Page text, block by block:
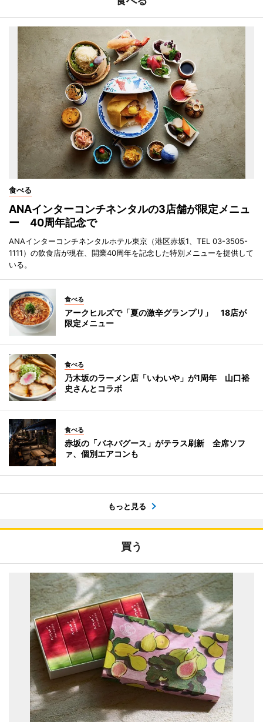
食べる
ANAインターコンチネンタルの3店舗が限定メニュ
ー 40周年記念で
ANAインターコンチネンタルホテル東京（港区赤坂1、TEL 03-3505-
1111）の飲食店が現在、開業40周年を記念した特別メニューを提供して
いる。
食べる
アークヒルズで「夏の激辛グランプリ」 18店が
限定メニュー
食べる
乃木坂のラーメン店「いわいや」が1周年 山口裕
史さんとコラボ
食べる
赤坂の「バネバグース」がテラス刷新 全席ソフ
ァ、個別エアコンも
もっと見る
買う